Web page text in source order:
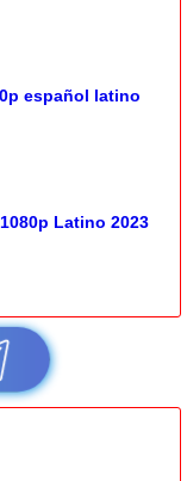
español latino
Latino 2023